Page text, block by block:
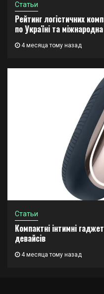
Статьи
Рейтинг логістичних
по Україні та
4 месяца тому назад
Статьи
Компактні інтимні
девайсів
4 месяца тому назад